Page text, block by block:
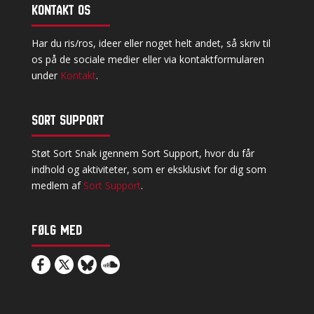
Kontakt os
Har du ris/ros, ideer eller noget helt andet, så skriv til
os på de sociale medier eller via kontaktformularen
under Kontakt.
Sort Support
Støt Sort Snak igennem Sort Support, hvor du får
indhold og aktiviteter, som er eksklusivt for dig som
medlem af Sort Support.
Følg med